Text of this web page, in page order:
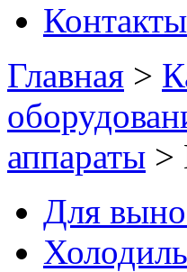
Контакты
Главная >
аппараты >
Для